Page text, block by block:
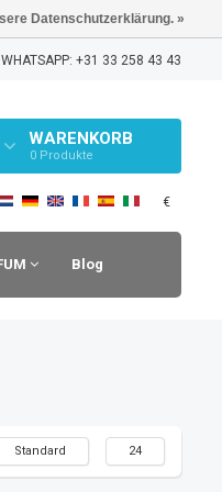
WHATSAPP: +31 33 258 43 43
WARENKORB
0 Produkte
€
Blog
Standard 24
Datenschutzerklärung. »